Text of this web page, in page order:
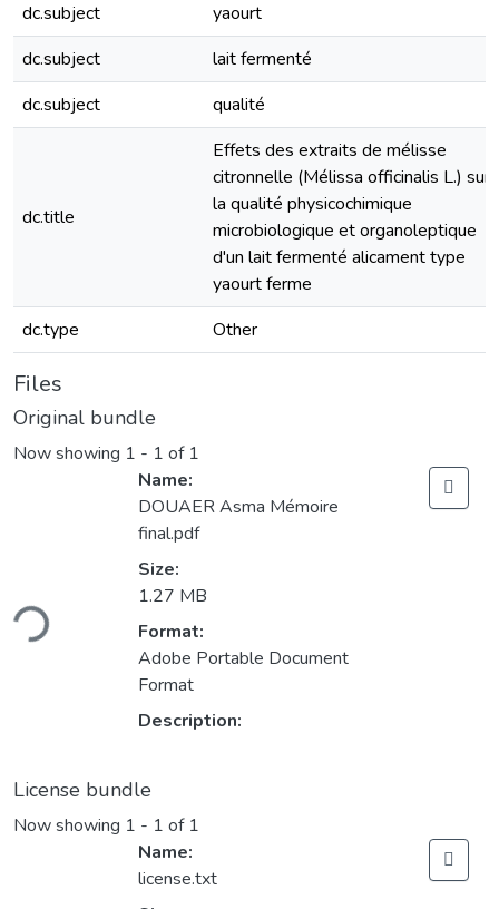
dc.subject
yaourt
dc.subject
lait fermenté
dc.subject
qualité
dc.title
Effets des extraits de mélisse
citronnelle (Mélissa officinalis L.) sur
la qualité physicochimique
microbiologique et organoleptique
d'un lait fermenté alicament type
yaourt ferme
dc.type
Other
Files
Original bundle
Now showing 1 - 1 of 1
Name:
DOUAER Asma Mémoire
final.pdf
Size:
1.27 MB
Format:
Adobe Portable Document
Format
Description:
License bundle
Now showing 1 - 1 of 1
Name:
license.txt